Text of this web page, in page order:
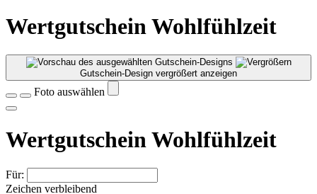
Wertgutschein Wohlfühlzeit
Gutschein-Design vergrößert anzeigen
Foto auswählen
Wertgutschein Wohlfühlzeit
Für:
Zeichen verbleibend